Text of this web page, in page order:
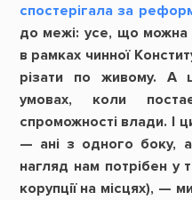
спостерігала за
до межі: усе, що можна
в рамках чинної
різати по живому. А
умовах, коли постає
спроможності влади. І
— ані з одного боку,
нагляд нам потрібен у
корупції на місцях), —